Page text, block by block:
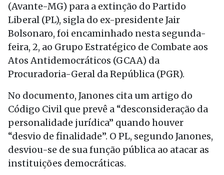
(Avante-MG) para a extinção do Partido
Liberal (PL), sigla do ex-presidente Jair
Bolsonaro, foi encaminhado nesta segunda-
feira, 2, ao Grupo Estratégico de Combate aos
Atos Antidemocráticos (GCAA) da
Procuradoria-Geral da República (PGR).
No documento, Janones cita um artigo do
Código Civil que prevê a “desconsideração da
personalidade jurídica” quando houver
“desvio de finalidade”. O PL, segundo Janones,
desviou-se de sua função pública ao atacar as
instituições democráticas.